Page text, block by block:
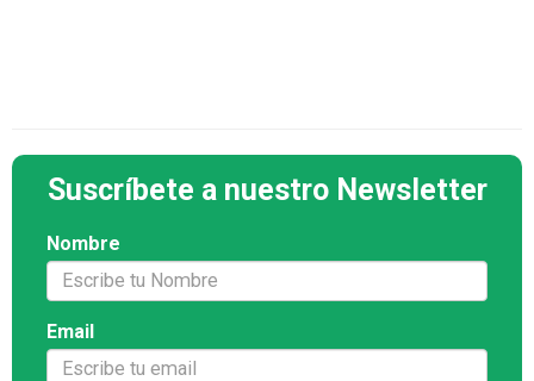
Suscríbete a nuestro Newsletter
Nombre
Email